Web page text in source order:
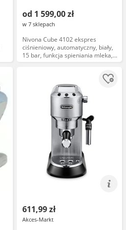
od 1 599,00 zł
w 7 sklepach
Nivona Cube 4102 ekspres
ciśnieniowy, automatyczny, biały,
15 bar, funkcja spieniania mleka,
programowalne ustawienia
611,99 zł
Akces-Markt